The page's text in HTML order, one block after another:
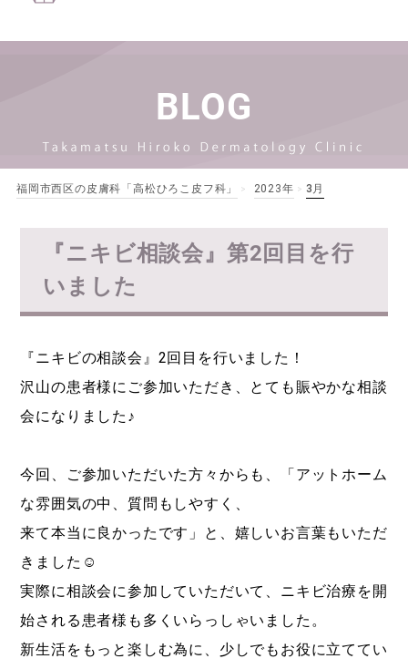
BLOG
福岡市西区の皮膚科「高松ひろこ皮フ科」 > 2023年 > 3月
『ニキビ相談会』第2回目を行
いました
『ニキビの相談会』2回目を行いました！
沢山の患者様にご参加いただき、とても賑やかな相談
会になりました♪
今回、ご参加いただいた方々からも、「アットホーム
な雰囲気の中、質問もしやすく、
来て本当に良かったです」と、嬉しいお言葉もいただ
きました☺︎
実際に相談会に参加していただいて、ニキビ治療を開
始される患者様も多くいらっしゃいました。
新生活をもっと楽しむ為に、少しでもお役に立ててい